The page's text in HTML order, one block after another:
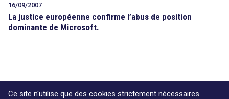
16/09/2007
La justice européenne confirme l’abus de position
dominante de Microsoft.
Ce site n'utilise que des cookies strictement nécessaires